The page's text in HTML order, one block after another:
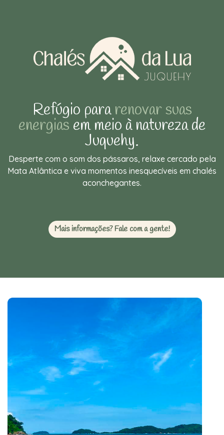
Refúgio pararenovar suas
energias em meio à natureza de
Juquehy.
Desperte com o som dos pássaros, relaxe cercado pela
Mata Atlântica e viva momentos inesquecíveis em chalés
aconchegantes.
Mais informações? Fale com a gente!